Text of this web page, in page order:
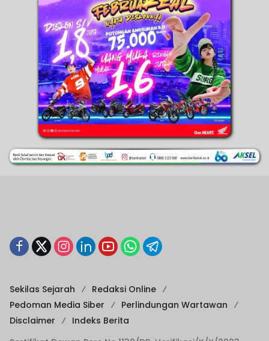
Sekilas Sejarah
Redaksi Online
Pedoman Media Siber
Perlindungan Wartawan
Disclaimer
Indeks Berita